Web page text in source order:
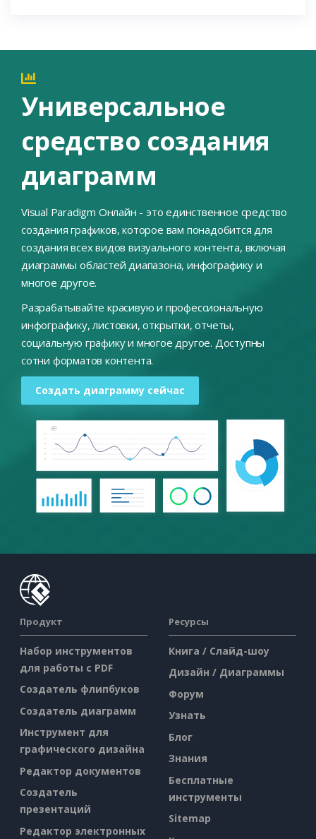
Универсальное
средство создания
диаграмм
Visual Paradigm Онлайн - это единственное средство
создания графиков, которое вам понадобится для
создания всех видов визуального контента, включая
диаграммы областей диапазона, инфографику и
многое другое.
Разрабатывайте красивую и профессиональную
инфографику, листовки, открытки, отчеты,
социальную графику и многое другое. Доступны
сотни форматов контента.
Создать диаграмму сейчас
Продукт
Набор инструментов
для работы с PDF
Создатель флипбуков
Создатель диаграмм
Инструмент для
графического дизайна
Редактор документов
Создатель
презентаций
Редактор электронных
Ресурсы
Книга / Слайд-шоу
Дизайн / Диаграммы
Форум
Узнать
Блог
Знания
Бесплатные
инструменты
Sitemap